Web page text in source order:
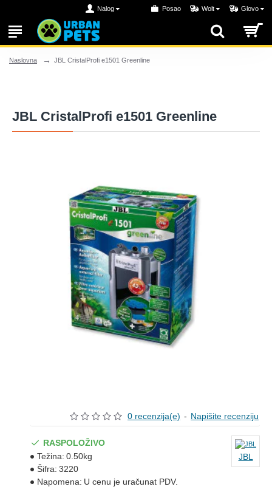
Nalog Posao Wolt Glovo
Naslovna JBL CristalProfi e1501 Greenline
JBL CristalProfi e1501 Greenline
0 recenzija(e) - Napišite recenziju
RASPOLOŽIVO
Težina: 0.50kg
Šifra: 3220
Napomena: U cenu je uračunat PDV.
JBL